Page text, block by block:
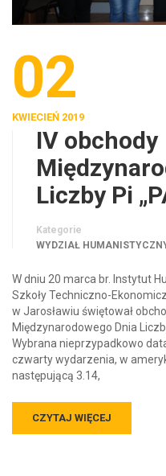
02
KWIECIEŃ 2019
IV obchody
Liczby Pi
Kategorie
WYDZIAŁ
W dniu 20 marca br. Instytut
Szkoły Techniczno-
w Jarosławiu świętował
Międzynarodowego Dnia
Wybrana nieprzypadkowo
czwarty wydarzenia, w
następującą 3.14,
CZYTAJ WIĘCEJ